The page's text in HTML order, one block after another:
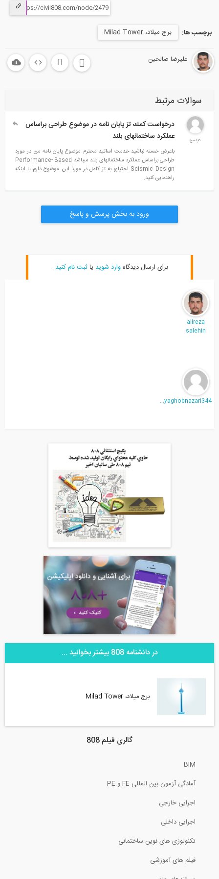
برچسب ها: برج میلاد، Milad Tower
علیرضا صالحین
سوالات مرتبط
درخواست كمك تز پايان نامه در موضوع طراحی براساس
عملکرد ساختمانهای بلند
باعرض خسته نباشید خدمت اساتید محترم موضوع پایان نامه من در مورد
طراحی براساس عملکرد ساختمانهای بلند میباشد Performance- Based
Seismic Design احتیاج به تز کامل در مورد این موضوع دارم یا اینکه
راهنمایی کنید.
ورود به بخش پرسش و پاسخ
برای ارسال دیدگاهوارد شویدیاثبت نام کنید.
alireza
salehin
yaghobnazari344...
در دانشنامه 808 بیشتر بخوانید ...
برج میلاد، Milad Tower
گالری فیلم 808
BIM
آمادگی آزمون بین المللی FE و PE
اجرایی خارجی
اجرایی داخلی
تکنولوژی های نوین ساختمانی
فیلم های آموزشی